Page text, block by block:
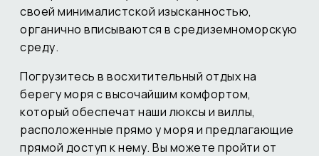
своей минималистской изысканностью,
органично вписываются в средиземноморскую
среду.
Погрузитесь в восхитительный отдых на
берегу моря с высочайшим комфортом,
который обеспечат наши люксы и виллы,
расположенные прямо у моря и предлагающие
прямой доступ к нему. Вы можете пройти от